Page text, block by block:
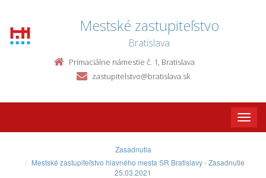
Mestské zastupiteľstvo
Bratislava
Primaciálne námestie č. 1, Bratislava
zastupitelstvo@bratislava.sk
Toggle
Zasadnutia
Mestské zastupiteľstvo hlavného mesta SR Bratislavy - Zasadnutie
25.03.2021